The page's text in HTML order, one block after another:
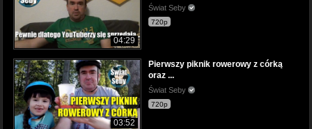
04:29
Świat Seby
720p
03:52
Pierwszy piknik rowerowy z córką
oraz ...
Świat Seby
720p